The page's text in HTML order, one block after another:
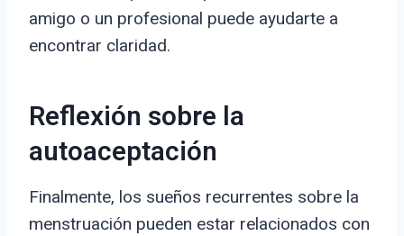
amigo o un profesional puede ayudarte a
encontrar claridad.
Reflexión sobre la
autoaceptación
Finalmente, los sueños recurrentes sobre la
menstruación pueden estar relacionados con